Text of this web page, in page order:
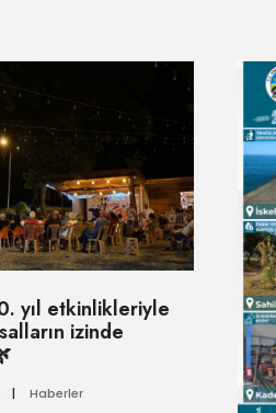
yıl etkinlikleriyle
izinde
| Haberler